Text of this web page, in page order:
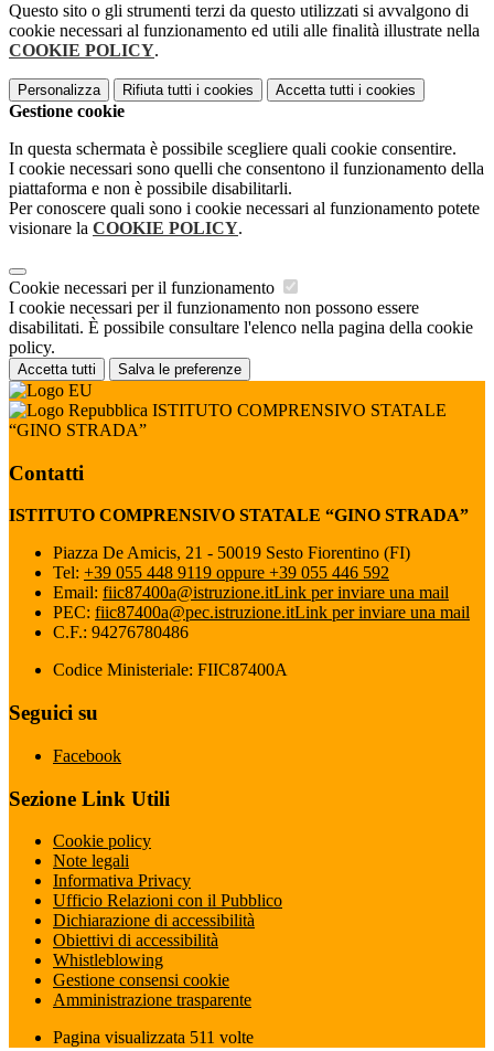
Questo sito o gli strumenti terzi da questo utilizzati si avvalgono di
cookie necessari al funzionamento ed utili alle finalità illustrate nella
COOKIE POLICY.
Personalizza Rifiuta tutti i cookies Accetta tutti i cookies
Gestione cookie
In questa schermata è possibile scegliere quali cookie consentire.
I cookie necessari sono quelli che consentono il funzionamento della
piattaforma e non è possibile disabilitarli.
Per conoscere quali sono i cookie necessari al funzionamento potete
visionare la COOKIE POLICY.
Cookie necessari per il funzionamento
I cookie necessari per il funzionamento non possono essere
disabilitati. È possibile consultare l'elenco nella pagina della cookie
policy.
Accetta tutti Salva le preferenze
ISTITUTO COMPRENSIVO STATALE
“GINO STRADA”
Contatti
ISTITUTO COMPRENSIVO STATALE “GINO STRADA”
Piazza De Amicis, 21 - 50019 Sesto Fiorentino (FI)
Tel: +39 055 448 9119 oppure +39 055 446 592
Email: fiic87400a@istruzione.itLink per inviare una mail
PEC: fiic87400a@pec.istruzione.itLink per inviare una mail
C.F.: 94276780486
Codice Ministeriale: FIIC87400A
Seguici su
Facebook
Sezione Link Utili
Cookie policy
Note legali
Informativa Privacy
Ufficio Relazioni con il Pubblico
Dichiarazione di accessibilità
Obiettivi di accessibilità
Whistleblowing
Gestione consensi cookie
Amministrazione trasparente
Pagina visualizzata 511 volte